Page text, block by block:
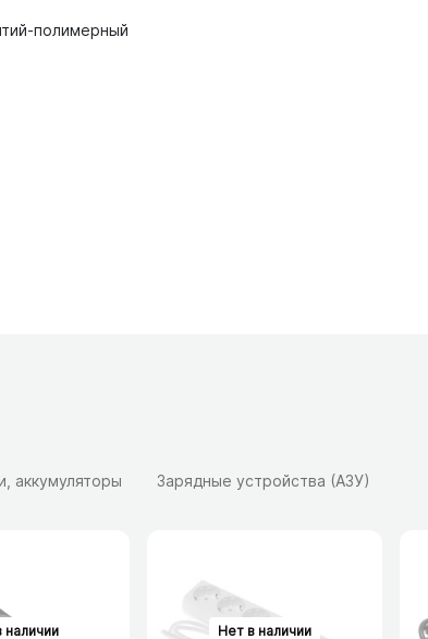
полимерный
аккумуляторы Зарядные устройства (АЗУ)